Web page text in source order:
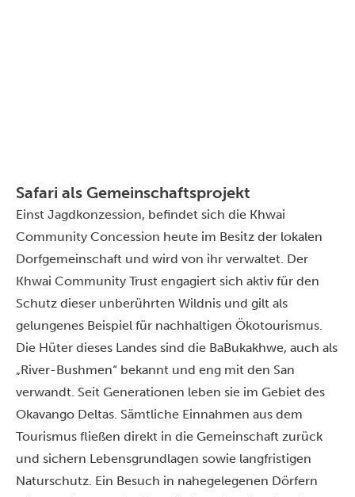
Safari als Gemeinschaftsprojekt
Einst Jagdkonzession, befindet sich die Khwai
Community Concession heute im Besitz der lokalen
Dorfgemeinschaft und wird von ihr verwaltet. Der
Khwai Community Trust engagiert sich aktiv für den
Schutz dieser unberührten Wildnis und gilt als
gelungenes Beispiel für nachhaltigen Ökotourismus.
Die Hüter dieses Landes sind die BaBukakhwe, auch als
„River-Bushmen“ bekannt und eng mit den San
verwandt. Seit Generationen leben sie im Gebiet des
Okavango Deltas. Sämtliche Einnahmen aus dem
Tourismus fließen direkt in die Gemeinschaft zurück
und sichern Lebensgrundlagen sowie langfristigen
Naturschutz. Ein Besuch in nahegelegenen Dörfern